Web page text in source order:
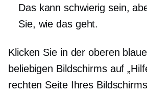
Das kann schwierig sein,
Sie, wie das geht.
Klicken Sie in der oberen
beliebigen Bildschirms auf
rechten Seite Ihres